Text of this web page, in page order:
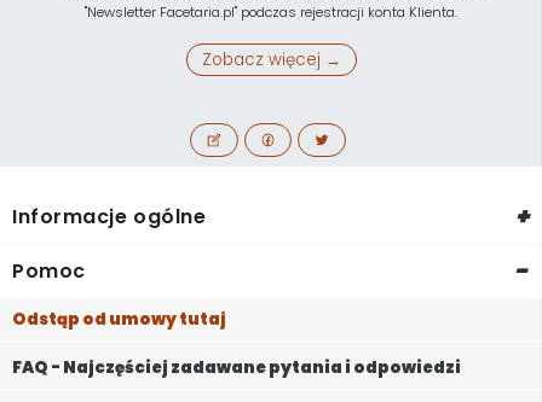
"Newsletter Facetaria.pl" podczas rejestracji konta Klienta.
Zobacz więcej →
Informacje ogólne +
Pomoc -
Odstąp od umowy tutaj
FAQ - Najczęściej zadawane pytania i odpowiedzi